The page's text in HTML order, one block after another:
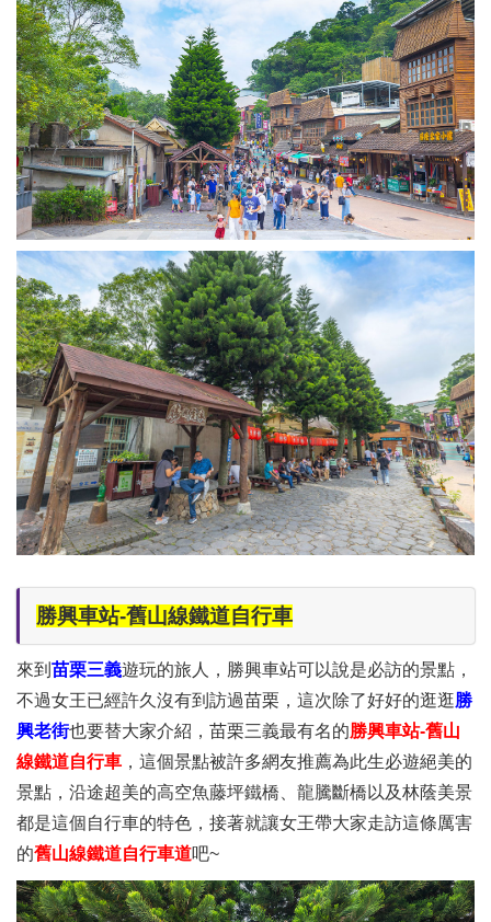
勝興車站-舊山線鐵道自行車
來到 苗栗三義遊玩的旅人，勝興車站可以說是必訪的景點，
不過女王已經許久沒有到訪過苗栗，這次除了好好的逛逛勝
興老街也要替大家介紹，苗栗三義最有名的勝興車站-舊山
線鐵道自行車 ，這個景點被許多網友推薦為此生必遊絕美的
景點，沿途超美的高空魚藤坪鐵橋、龍騰斷橋以及林蔭美景
都是這個自行車的特色，接著就讓女王帶大家走訪這條厲害
的舊山線鐵道自行車道吧~